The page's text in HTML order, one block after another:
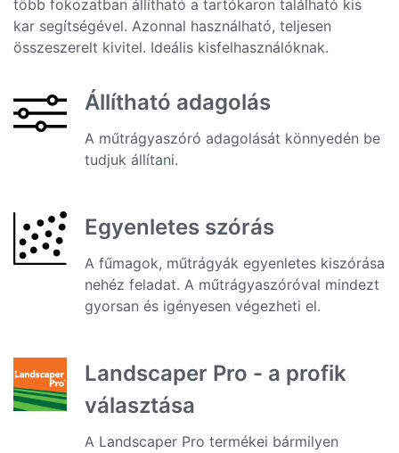
több fokozatban állítható a tartókaron található kis
kar segítségével. Azonnal használható, teljesen
összeszerelt kivitel. Ideális kisfelhasználóknak.
Állítható adagolás
A műtrágyaszóró adagolását könnyedén be
tudjuk állítani.
Egyenletes szórás
A fűmagok, műtrágyák egyenletes kiszórása
nehéz feladat. A műtrágyaszóróval mindezt
gyorsan és igényesen végezheti el.
Landscaper Pro - a profik
választása
A Landscaper Pro termékei bármilyen